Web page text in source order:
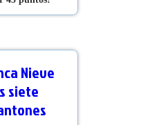
Nieve
siete